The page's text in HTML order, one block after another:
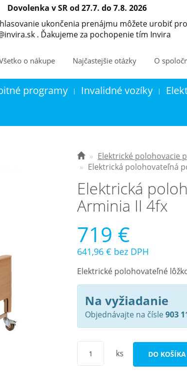
Dovolenka v SR od 27.7. do 7.8. 2026
ukončenia prenájmu môžete urobiť
. Ďakujeme za pochopenie tím Invira
o nákupe Najčastejšie otázky O
Košík
programy | Invalidné vozíky |
Elektrické polohovacie
Elektrická polohovateľná
Elektrická
Arminia II 4fx
719 €
641,96 € bez DPH
Elektrické polohovateľné
Na vyžiadanie
Objednávajte na čísle903
ks DO KOŠÍKA